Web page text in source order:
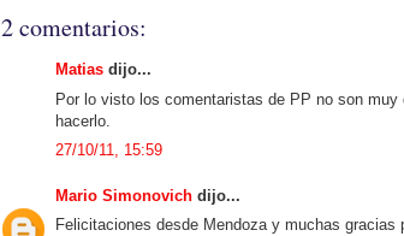
2 comentarios:
Matias dijo...
Por lo visto los comentaristas de PP no son
hacerlo.
27/10/11, 15:59
Mario Simonovich dijo...
Felicitaciones desde Mendoza y muchas